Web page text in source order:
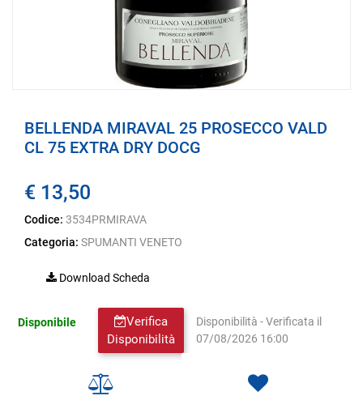
BELLENDA MIRAVAL 25 PROSECCO VALD
CL 75 EXTRA DRY DOCG
€ 13,50
Codice: 3534PRMIRAVA
Categoria: SPUMANTI VENETO
Download Scheda
Verifica
Disponibilità
Disponibile
Disponibilità - Verificata il
07/08/2026 16:00